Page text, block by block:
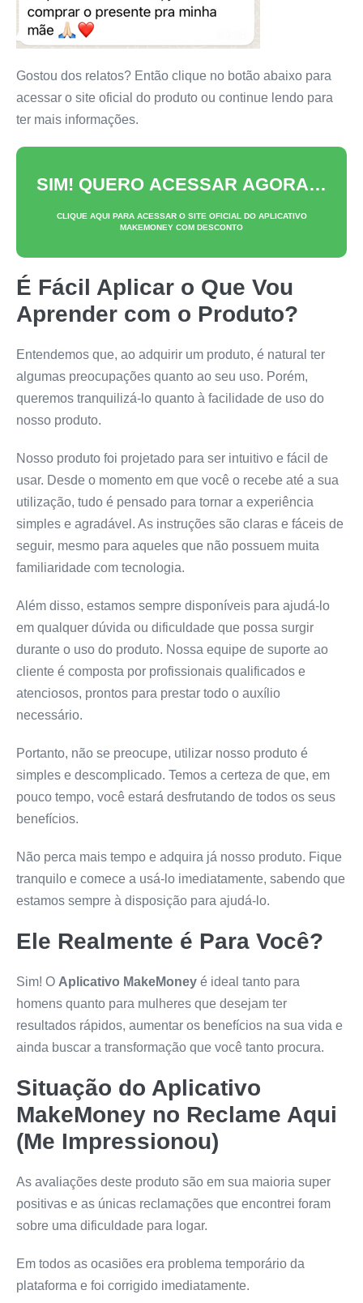
Gostou dos relatos? Então clique no botão abaixo para
acessar o site oficial do produto ou continue lendo para
ter mais informações.
SIM! QUERO ACESSAR AGORA…
CLIQUE AQUI PARA ACESSAR O SITE OFICIAL DO APLICATIVO
MAKEMONEY COM DESCONTO
É Fácil Aplicar o Que Vou
Aprender com o Produto?
Entendemos que, ao adquirir um produto, é natural ter
algumas preocupações quanto ao seu uso. Porém,
queremos tranquilizá-lo quanto à facilidade de uso do
nosso produto.
Nosso produto foi projetado para ser intuitivo e fácil de
usar. Desde o momento em que você o recebe até a sua
utilização, tudo é pensado para tornar a experiência
simples e agradável. As instruções são claras e fáceis de
seguir, mesmo para aqueles que não possuem muita
familiaridade com tecnologia.
Além disso, estamos sempre disponíveis para ajudá-lo
em qualquer dúvida ou dificuldade que possa surgir
durante o uso do produto. Nossa equipe de suporte ao
cliente é composta por profissionais qualificados e
atenciosos, prontos para prestar todo o auxílio
necessário.
Portanto, não se preocupe, utilizar nosso produto é
simples e descomplicado. Temos a certeza de que, em
pouco tempo, você estará desfrutando de todos os seus
benefícios.
Não perca mais tempo e adquira já nosso produto. Fique
tranquilo e comece a usá-lo imediatamente, sabendo que
estamos sempre à disposição para ajudá-lo.
Ele Realmente é Para Você?
Sim! O Aplicativo MakeMoney é ideal tanto para
homens quanto para mulheres que desejam ter
resultados rápidos, aumentar os benefícios na sua vida e
ainda buscar a transformação que você tanto procura.
Situação do Aplicativo
MakeMoney no Reclame Aqui
(Me Impressionou)
As avaliações deste produto são em sua maioria super
positivas e as únicas reclamações que encontrei foram
sobre uma dificuldade para logar.
Em todos as ocasiões era problema temporário da
plataforma e foi corrigido imediatamente.